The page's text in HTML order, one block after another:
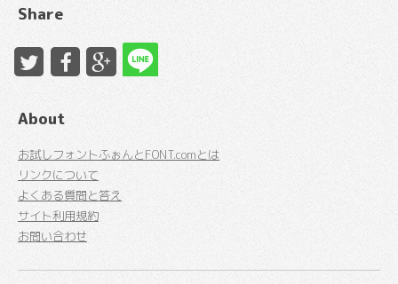
Share
About
お試しフォントふぉんとFONT.comとは
リンクについて
よくある質問と答え
サイト利用規約
お問い合わせ